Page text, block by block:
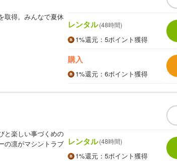
取得。みんなで夏休
レンタル(48時間)
1%還元 ：5ポイント獲得
購入
1%還元 ：6ポイント獲得
と楽しい事づくめの
の凛がマシントラブ レンタル(48時間)
1%還元 ：5ポイント獲得